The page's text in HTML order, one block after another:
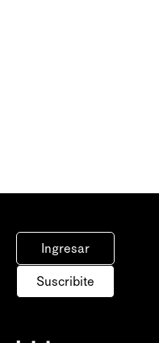
Ingresar
Suscribite